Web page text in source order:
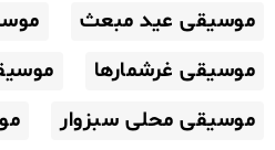
موسیقی عید مبعث
موسیقی غرشمارها
موسیقی محلی سبزوار